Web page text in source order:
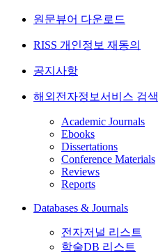
원문뷰어 다운로드
RISS 개인정보 재동의
공지사항
해외전자정보서비스 검색
Academic Journals
Ebooks
Dissertations
Conference Materials
Reviews
Reports
Databases & Journals
전자저널 리스트
학술DB 리스트